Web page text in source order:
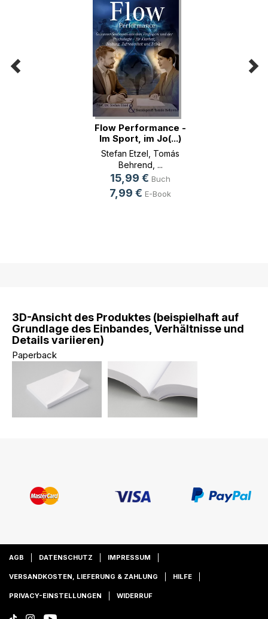
Flow Performance -
Im Sport, im Jo(...)
Stefan Etzel Tomás
Behrend , ...
15,99 € Buch
7,99 € E-Book
3D-Ansicht des Produktes (beispielhaft auf
Grundlage des Einbandes, Verhältnisse und
Details variieren)
Paperback
AGB DATENSCHUTZ IMPRESSUM
VERSANDKOSTEN, LIEFERUNG & ZAHLUNG HILFE
PRIVACY-EINSTELLUNGEN WIDERRUF